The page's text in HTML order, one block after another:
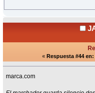
« Respuesta #44 en:
marca.com